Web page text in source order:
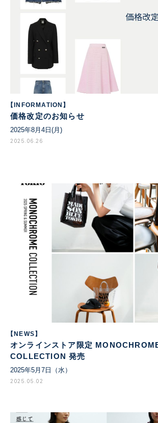
【INFORMATION】
価格改定のお知らせ
2025年8月4日(月)
2025.06.26
【NEWS】
オンラインストア限定
COLLECTION 発売
2025年5月7日（水）
2025.05.02